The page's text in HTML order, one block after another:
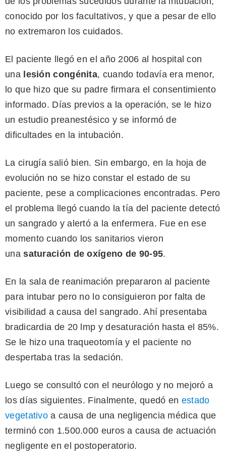
conocido por los facultativos, y que a pesar de ello
no extremaron los cuidados.
El paciente llegó en el año 2006 al hospital con
unalesión congénita, cuando todavía era menor,
lo que hizo que su padre firmara el consentimiento
informado. Días previos a la operación, se le hizo
un estudio preanestésico y se informó de
dificultades en la intubación.
La cirugía salió bien. Sin embargo, en la hoja de
evolución no se hizo constar el estado de su
paciente, pese a complicaciones encontradas. Pero
el problema llegó cuando la tía del paciente detectó
un sangrado y alertó a la enfermera. Fue en ese
momento cuando los sanitarios vieron
unasaturación de oxígeno de 90-95.
En la sala de reanimación prepararon al paciente
para intubar pero no lo consiguieron por falta de
visibilidad a causa del sangrado. Ahí presentaba
bradicardia de 20 lmp y desaturación hasta el 85%.
Se le hizo una traqueotomía y el paciente no
despertaba tras la sedación.
Luego se consultó con el neurólogo y no mejoró a
los días siguientes. Finalmente, quedó en estado
vegetativo a causa de una negligencia médica que
terminó con 1.500.000 euros a causa de actuación
negligente en el postoperatorio.